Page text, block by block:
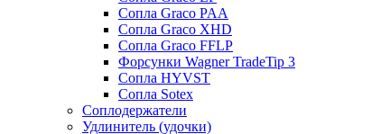
Сопла Graco PAA
Сопла Graco XHD
Сопла Graco FFLP
Форсунки Wagner TradeTip 3
Сопла HYVST
Сопла Sotex
Соплодержатели
Удлинитель (удочки)